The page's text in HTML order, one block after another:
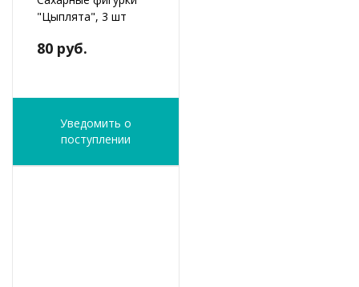
"Цыплята", 3 шт
80 руб.
Уведомить о
поступлении